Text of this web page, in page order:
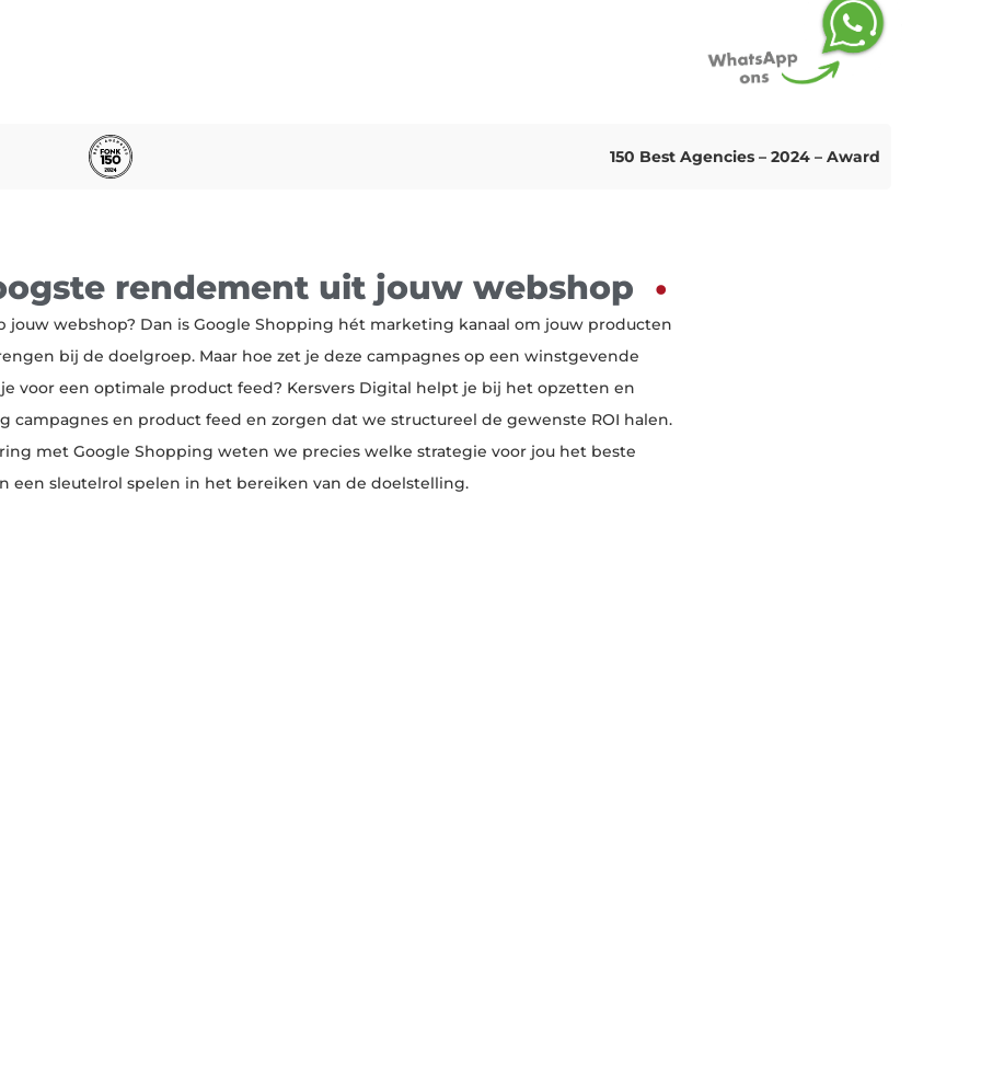
150 Best Agencies – 2024 – Award
rendement uit jouw webshop
jouw webshop? Dan is Google Shopping hét marketing kanaal om jouw producten
bij de doelgroep. Maar hoe zet je deze campagnes op een winstgevende
voor een optimale product feed? Kersvers Digital helpt je bij het opzetten en
campagnes en product feed en zorgen dat we structureel de gewenste ROI halen.
met Google Shopping weten we precies welke strategie voor jou het beste
een sleutelrol spelen in het bereiken van de doelstelling.